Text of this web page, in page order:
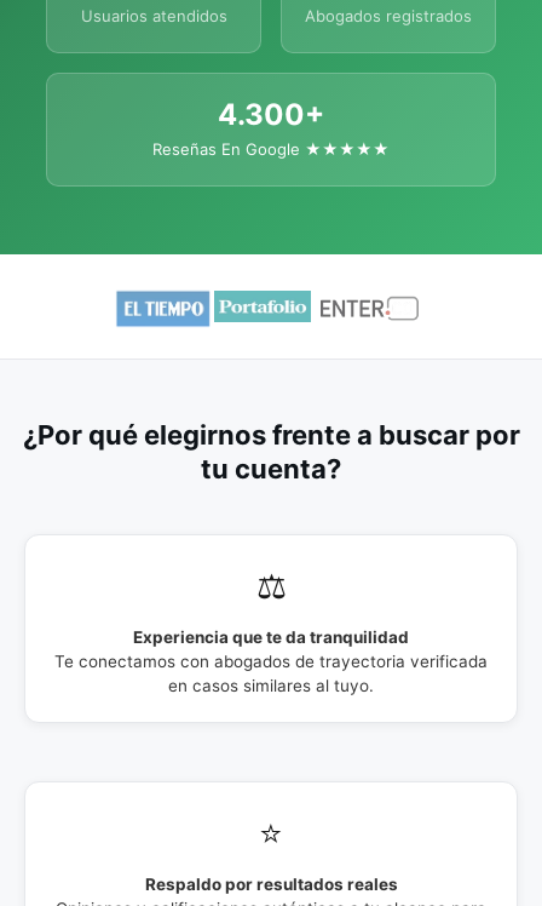
Usuarios atendidos Abogados registrados
4.300+
Reseñas En Google ★★★★★
¿Por qué elegirnos frente a buscar por
tu cuenta?
⚖️
Experiencia que te da tranquilidad
Te conectamos con abogados de trayectoria verificada
en casos similares al tuyo.
⭐
Respaldo por resultados reales